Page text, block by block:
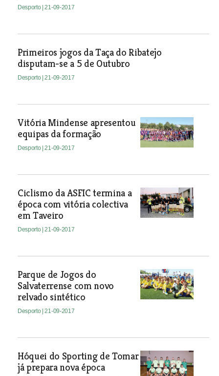
Desporto | 21-09-2017
Primeiros jogos da Taça do Ribatejo
disputam-se a 5 de Outubro
Desporto | 21-09-2017
Vitória Mindense apresentou
equipas da formação
Desporto | 21-09-2017
Ciclismo da ASFIC termina a
época com vitória colectiva
em Taveiro
Desporto | 21-09-2017
Parque de Jogos do
Salvaterrense com novo
relvado sintético
Desporto | 21-09-2017
Hóquei do Sporting de Tomar
já prepara nova época